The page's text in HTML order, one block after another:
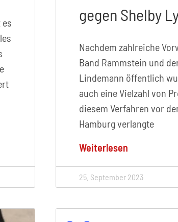
gegen Shelby
Nachdem zahlreiche
Band Rammstein und
Lindemann öffentlich
auch eine Vielzahl von
diesem Verfahren vor
Hamburg verlangte
Weiterlesen
25. September 2023